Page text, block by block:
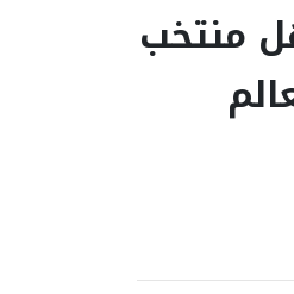
منتخب